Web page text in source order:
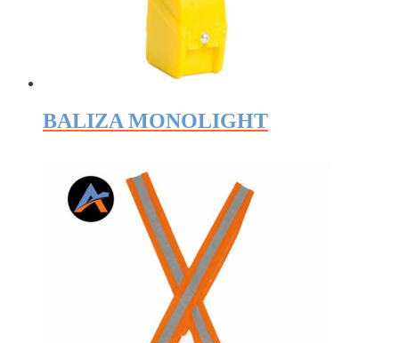
BALIZA MONOLIGHT